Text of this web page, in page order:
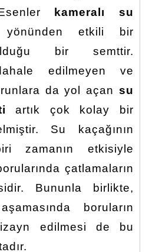
kameralı su
etkili bir
bir semttir.
edilmeyen ve
da yol açan su
artık çok kolay bir
Su kaçağının
zamanın etkisiyle
çatlamaların
Bununla birlikte,
boruların
edilmesi de bu